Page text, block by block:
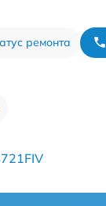
ремонта